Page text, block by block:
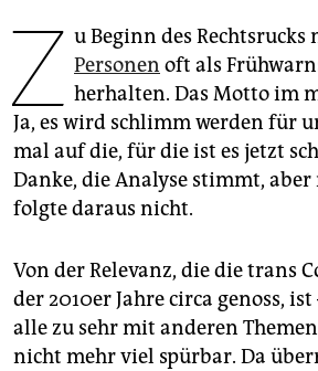
Z u Beginn des Rechtsrucks
Personen oft als
herhalten. Das Motto im
Ja, es wird schlimm werden für
mal auf die, für die ist es jetzt
Danke, die Analyse stimmt,
folgte daraus nicht.
Von der Relevanz, die die trans
der 2010er Jahre circa genoss,
alle zu sehr mit anderen
nicht mehr viel spürbar. Da